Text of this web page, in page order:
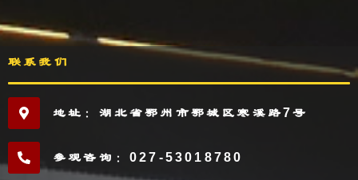
联系我们
地址：湖北省鄂州市鄂城区寒溪路7号
参观咨询：027-53018780